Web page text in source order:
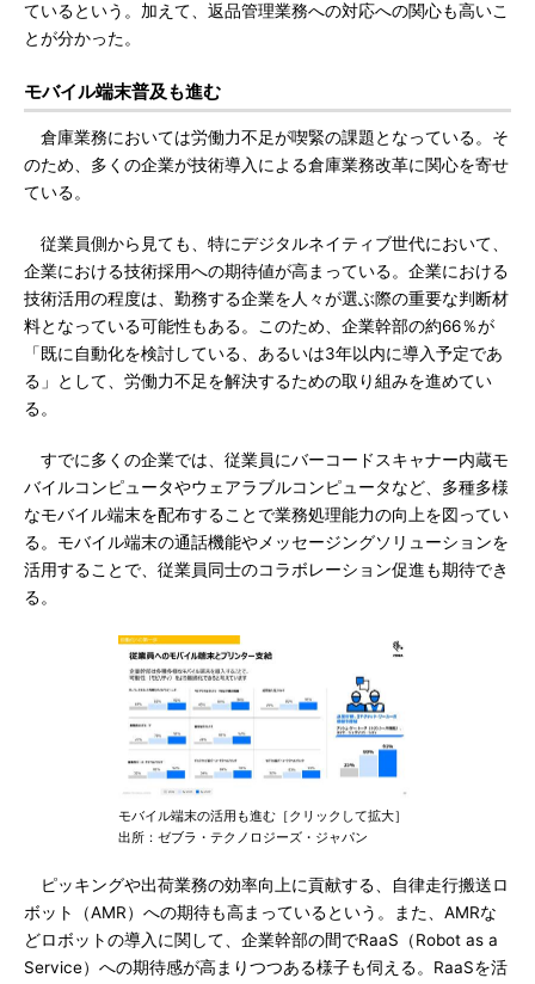
ているという。加えて、返品管理業務への対応への関心も高いこ
とが分かった。
モバイル端末普及も進む
倉庫業務においては労働力不足が喫緊の課題となっている。そ
のため、多くの企業が技術導入による倉庫業務改革に関心を寄せ
ている。
従業員側から見ても、特にデジタルネイティブ世代において、
企業における技術採用への期待値が高まっている。企業における
技術活用の程度は、勤務する企業を人々が選ぶ際の重要な判断材
料となっている可能性もある。このため、企業幹部の約66％が
「既に自動化を検討している、あるいは3年以内に導入予定であ
る」として、労働力不足を解決するための取り組みを進めてい
る。
すでに多くの企業では、従業員にバーコードスキャナー内蔵モ
バイルコンピュータやウェアラブルコンピュータなど、多種多様
なモバイル端末を配布することで業務処理能力の向上を図ってい
る。モバイル端末の通話機能やメッセージングソリューションを
活用することで、従業員同士のコラボレーション促進も期待でき
る。
モバイル端末の活用も進む［クリックして拡大］
出所：ゼブラ・テクノロジーズ・ジャパン
ピッキングや出荷業務の効率向上に貢献する、自律走行搬送ロ
ボット（AMR）への期待も高まっているという。また、AMRな
どロボットの導入に関して、企業幹部の間でRaaS（Robot as a
Service）への期待感が高まりつつある様子も伺える。RaaSを活